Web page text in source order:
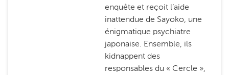
enquête et reçoit l’aide
inattendue de Sayoko, une
énigmatique psychiatre
japonaise. Ensemble, ils
kidnappent des
responsables du « Cercle »,